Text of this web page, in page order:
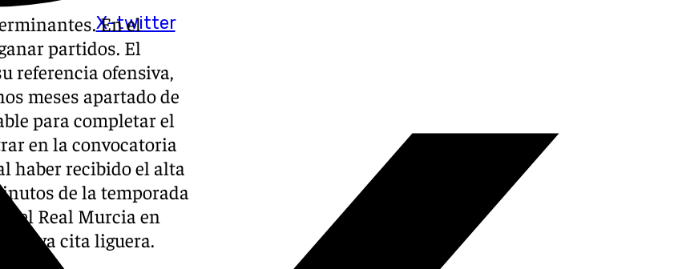
X-twitter
En el
partidos. El
referencia ofensiva,
meses apartado de
para completar el
en la convocatoria
haber recibido el alta
de la temporada
el Real Murcia en
nueva cita liguera.